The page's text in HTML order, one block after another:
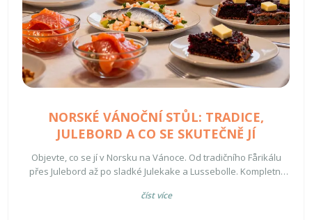
NORSKÉ VÁNOČNÍ STŮL: TRADICE,
JULEBORD A CO SE SKUTEČNĚ JÍ
Objevte, co se jí v Norsku na Vánoce. Od tradičního Fårikálu
přes Julebord až po sladké Julekake a Lussebolle. Kompletní
číst více